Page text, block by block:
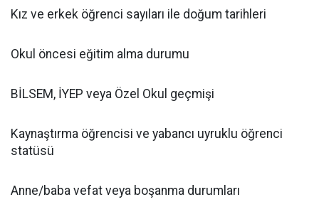
​Kız ve erkek öğrenci sayıları ile doğum tarihleri
​Okul öncesi eğitim alma durumu
​BİLSEM, İYEP veya Özel Okul geçmişi
​Kaynaştırma öğrencisi ve yabancı uyruklu öğrenci
statüsü
​Anne/baba vefat veya boşanma durumları